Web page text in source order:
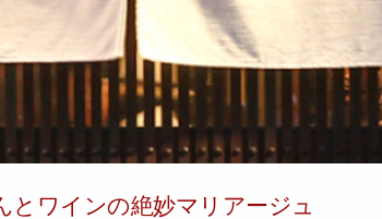
ワインの絶妙マリアージュ